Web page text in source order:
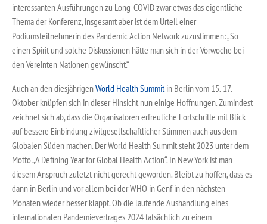
interessanten Ausführungen zu Long-COVID zwar etwas das eigentliche
Thema der Konferenz, insgesamt aber ist dem Urteil einer
Podiumsteilnehmerin des Pandemic Action Network zuzustimmen: „So
einen Spirit und solche Diskussionen hätte man sich in der Vorwoche bei
den Vereinten Nationen gewünscht.“
Auch an den diesjährigenWorld Health Summitin Berlin vom 15.-17.
Oktober knüpfen sich in dieser Hinsicht nun einige Hoffnungen. Zumindest
zeichnet sich ab, dass die Organisatoren erfreuliche Fortschritte mit Blick
auf bessere Einbindung zivilgesellschaftlicher Stimmen auch aus dem
Globalen Süden machen. Der World Health Summit steht 2023 unter dem
Motto „A Defining Year for Global Health Action“. In New York ist man
diesem Anspruch zuletzt nicht gerecht geworden. Bleibt zu hoffen, dass es
dann in Berlin und vor allem bei der WHO in Genf in den nächsten
Monaten wieder besser klappt. Ob die laufende Aushandlung eines
internationalen Pandemievertrages 2024 tatsächlich zu einem